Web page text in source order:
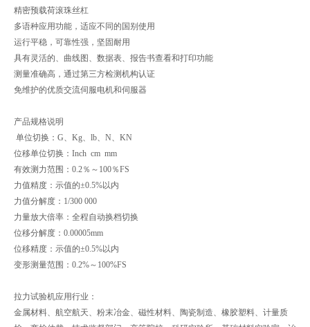
精密预载荷滚珠丝杠
多语种应用功能，适应不同的国别使用
运行平稳，可靠性强，坚固耐用
具有灵活的、曲线图、数据表、报告书查看和打印功能
测量准确高，通过第三方检测机构认证
免维护的优质交流伺服电机和伺服器
产品规格说明
单位切换：G、Kg、lb、N、KN
位移单位切换：Inch cm mm
有效测力范围：0.2％～100％FS
力值精度：示值的±0.5%以内
力值分解度：1/300 000
力量放大倍率：全程自动换档切换
位移分解度：0.00005mm
位移精度：示值的±0.5%以内
变形测量范围：0.2%～100%FS
拉力试验机应用行业：
金属材料、航空航天、粉末冶金、磁性材料、陶瓷制造、橡胶塑料、计量质